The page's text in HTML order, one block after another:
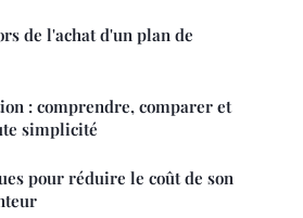
de l'achat d'un plan de
: comprendre, comparer et
simplicité
pour réduire le coût de son